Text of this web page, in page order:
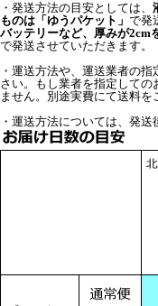
・発送方法の目安としては、
ものは「ゆうパケット」 で発
バッテリーなど、厚みが2cm
で発送させていただきます。
・運送方法や、運送業者の
さい。もし業者を指定しての
ません。別途実費にて送料を
・運送方法については、発送